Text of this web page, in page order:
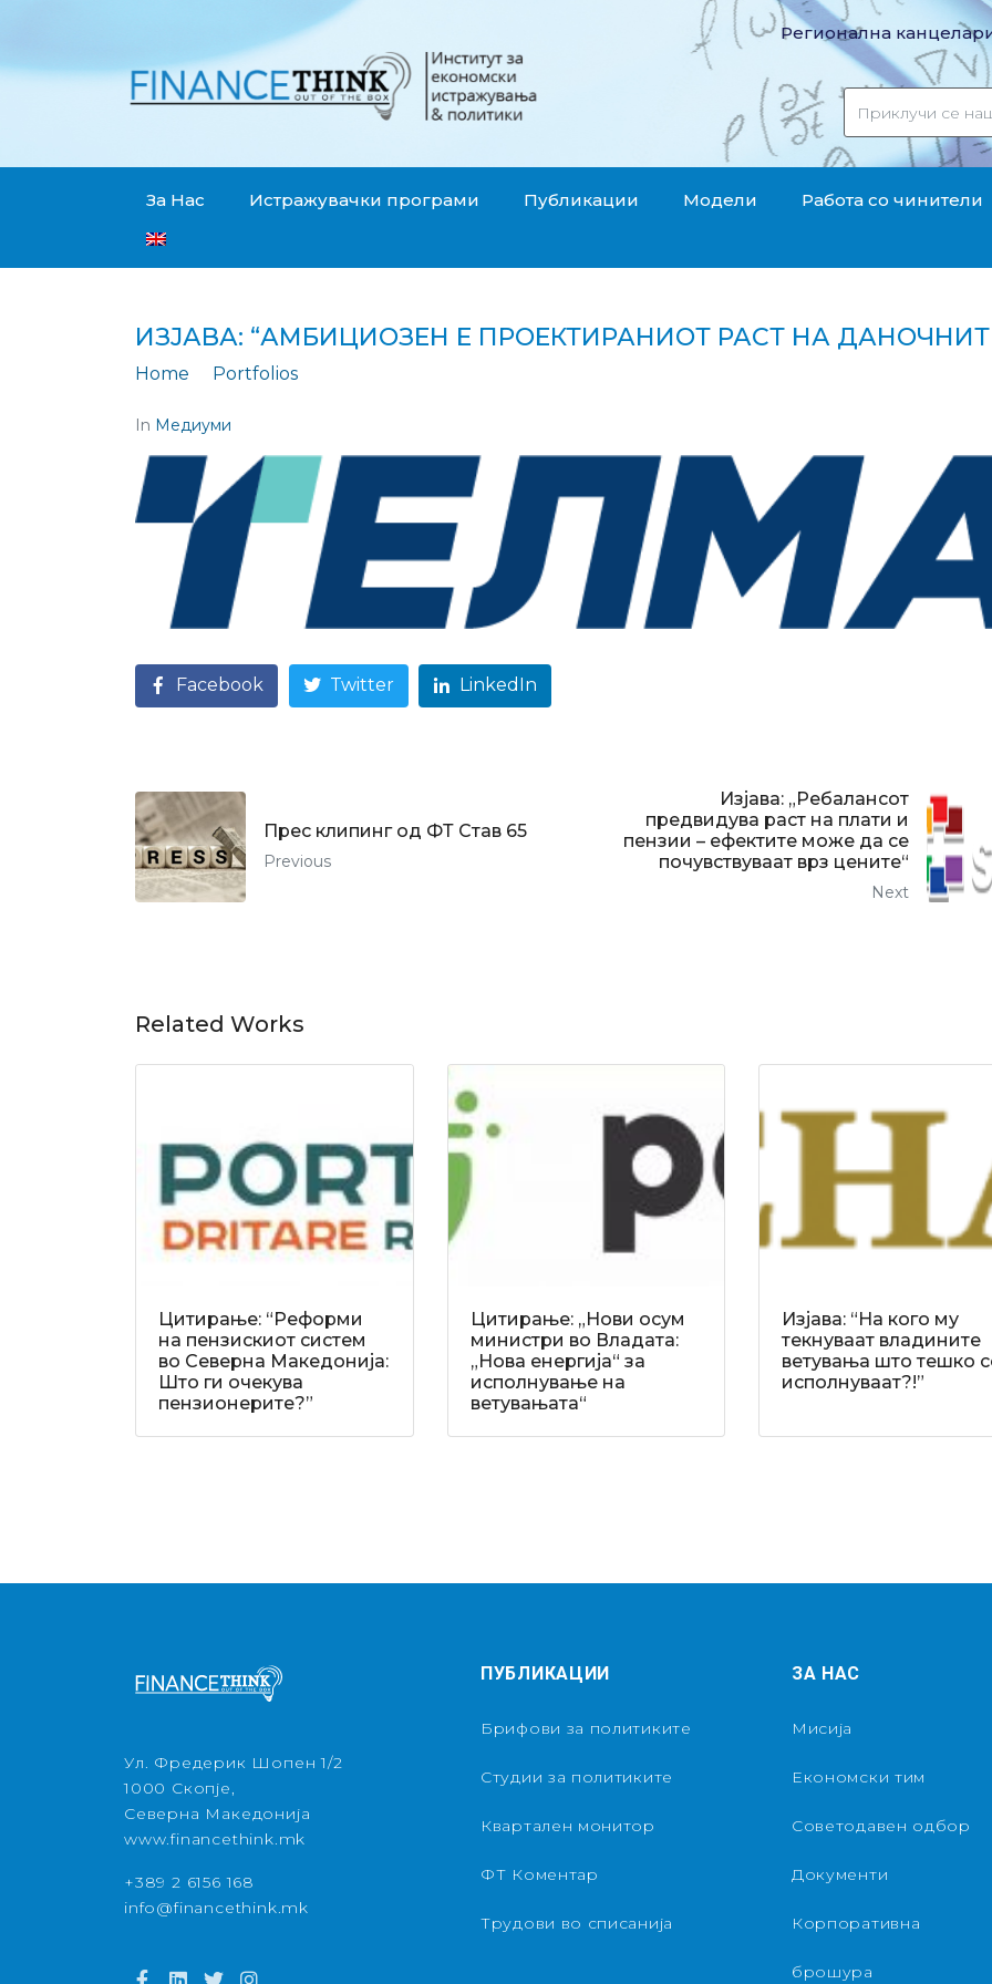
Регионална
За Нас Истражувачки програми Публикации Модели Работа со чинители
ИЗЈАВА: “АМБИЦИОЗЕН Е ПРОЕКТИРАНИОТ РАСТ НА
Home Portfolios
In Медиуми
Facebook Twitter LinkedIn
Прес клипинг од ФТ Став 65
Previous
Изјава: „Ребалансот
предвидува раст на плати и
пензии – ефектите може да се
почувствуваат врз цените“
Next
Related Works
Цитирање: “Реформи
на пензискиот систем
во Северна Македонија:
Што ги очекува
пензионерите?”
Цитирање: „Нови осум
министри во Владата:
„Нова енергија“ за
исполнување на
ветувањата“
Изјава: “На кого му
текнуваат владините
ветувања што тешко
исполнуваат?!”
Ул. Фредерик Шопен 1/2
1000 Скопје,
Северна Македонија
www.financethink.mk
+389 2 6156 168
info@financethink.mk
ПУБЛИКАЦИИ
Брифови за политиките
Студии за политиките
Квартален монитор
ФТ Коментар
Трудови во списанија
ЗА НАС
Мисија
Економски тим
Советодавен одбор
Документи
Корпоративна
брошура